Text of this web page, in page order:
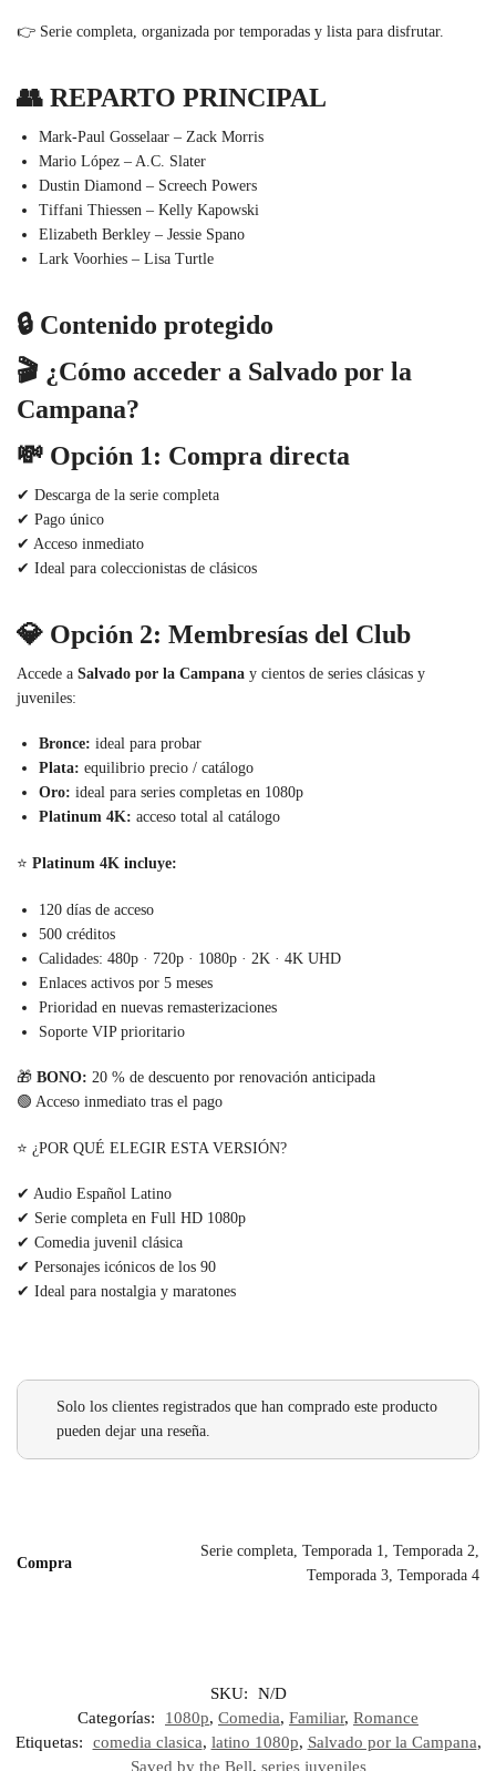
👉 Serie completa, organizada por temporadas y lista para disfrutar.
👥 REPARTO PRINCIPAL
Mark-Paul Gosselaar – Zack Morris
Mario López – A.C. Slater
Dustin Diamond – Screech Powers
Tiffani Thiessen – Kelly Kapowski
Elizabeth Berkley – Jessie Spano
Lark Voorhies – Lisa Turtle
🔒 Contenido protegido
🎬 ¿Cómo acceder a Salvado por la
Campana?
💸 Opción 1: Compra directa
✔ Descarga de la serie completa
✔ Pago único
✔ Acceso inmediato
✔ Ideal para coleccionistas de clásicos
💎 Opción 2: Membresías del Club
Accede a Salvado por la Campana y cientos de series clásicas y
juveniles:
Bronce: ideal para probar
Plata: equilibrio precio / catálogo
Oro: ideal para series completas en 1080p
Platinum 4K: acceso total al catálogo
⭐ Platinum 4K incluye:
120 días de acceso
500 créditos
Calidades: 480p · 720p · 1080p · 2K · 4K UHD
Enlaces activos por 5 meses
Prioridad en nuevas remasterizaciones
Soporte VIP prioritario
🎁 BONO: 20 % de descuento por renovación anticipada
🟢 Acceso inmediato tras el pago
⭐ ¿POR QUÉ ELEGIR ESTA VERSIÓN?
✔ Audio Español Latino
✔ Serie completa en Full HD 1080p
✔ Comedia juvenil clásica
✔ Personajes icónicos de los 90
✔ Ideal para nostalgia y maratones
Solo los clientes registrados que han comprado este producto
pueden dejar una reseña.
Compra
Serie completa, Temporada 1, Temporada 2,
Temporada 3, Temporada 4
SKU:
N/D
Categorías:
1080p, Comedia, Familiar, Romance
Etiquetas:
comedia clasica, latino 1080p, Salvado por la Campana,
Saved by the Bell, series juveniles